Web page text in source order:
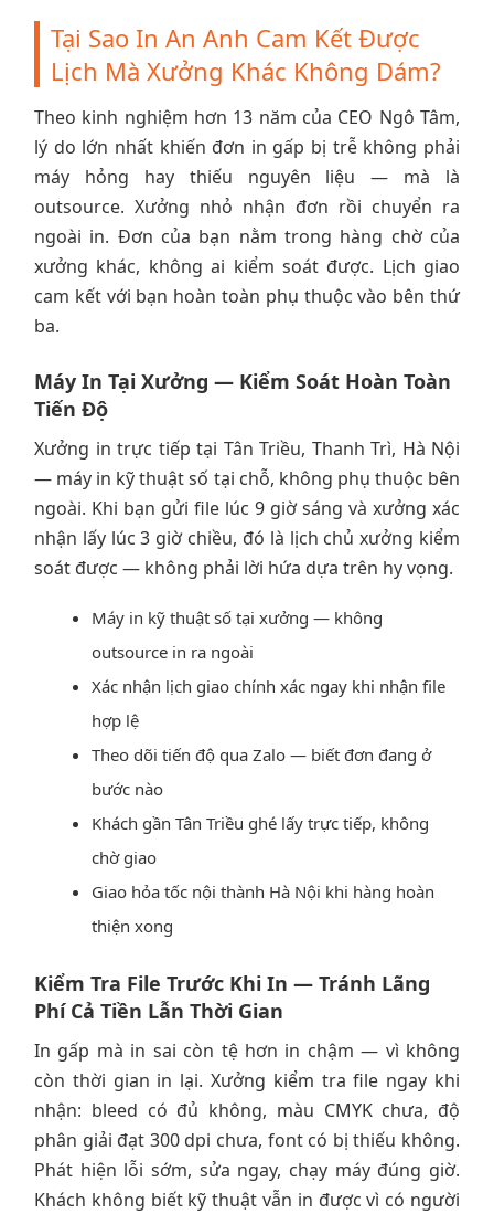
Tại Sao In An Anh Cam Kết Được
Lịch Mà Xưởng Khác Không Dám?
Theo kinh nghiệm hơn 13 năm của CEO Ngô Tâm,
lý do lớn nhất khiến đơn in gấp bị trễ không phải
máy hỏng hay thiếu nguyên liệu — mà là
outsource. Xưởng nhỏ nhận đơn rồi chuyển ra
ngoài in. Đơn của bạn nằm trong hàng chờ của
xưởng khác, không ai kiểm soát được. Lịch giao
cam kết với bạn hoàn toàn phụ thuộc vào bên thứ
ba.
Máy In Tại Xưởng — Kiểm Soát Hoàn Toàn
Tiến Độ
Xưởng in trực tiếp tại Tân Triều, Thanh Trì, Hà Nội
— máy in kỹ thuật số tại chỗ, không phụ thuộc bên
ngoài. Khi bạn gửi file lúc 9 giờ sáng và xưởng xác
nhận lấy lúc 3 giờ chiều, đó là lịch chủ xưởng kiểm
soát được — không phải lời hứa dựa trên hy vọng.
Máy in kỹ thuật số tại xưởng — không
outsource in ra ngoài
Xác nhận lịch giao chính xác ngay khi nhận file
hợp lệ
Theo dõi tiến độ qua Zalo — biết đơn đang ở
bước nào
Khách gần Tân Triều ghé lấy trực tiếp, không
chờ giao
Giao hỏa tốc nội thành Hà Nội khi hàng hoàn
thiện xong
Kiểm Tra File Trước Khi In — Tránh Lãng
Phí Cả Tiền Lẫn Thời Gian
In gấp mà in sai còn tệ hơn in chậm — vì không
còn thời gian in lại. Xưởng kiểm tra file ngay khi
nhận: bleed có đủ không, màu CMYK chưa, độ
phân giải đạt 300 dpi chưa, font có bị thiếu không.
Phát hiện lỗi sớm, sửa ngay, chạy máy đúng giờ.
Khách không biết kỹ thuật vẫn in được vì có người